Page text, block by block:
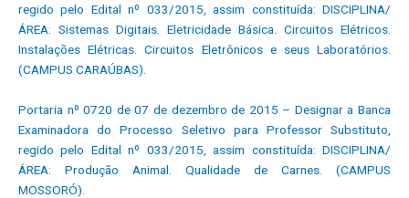
regido pelo Edital nº 033/2015, assim constituída: DISCIPLINA/
ÁREA: Sistemas Digitais. Eletricidade Básica. Circuitos Elétricos.
Instalações Elétricas. Circuitos Eletrônicos e seus Laboratórios.
(CAMPUS CARAÚBAS).
Portaria nº 0720 de 07 de dezembro de 2015 – Designar a Banca
Examinadora do Processo Seletivo para Professor Substituto,
regido pelo Edital nº 033/2015, assim constituída: DISCIPLINA/
ÁREA: Produção Animal. Qualidade de Carnes. (CAMPUS
MOSSORÓ).